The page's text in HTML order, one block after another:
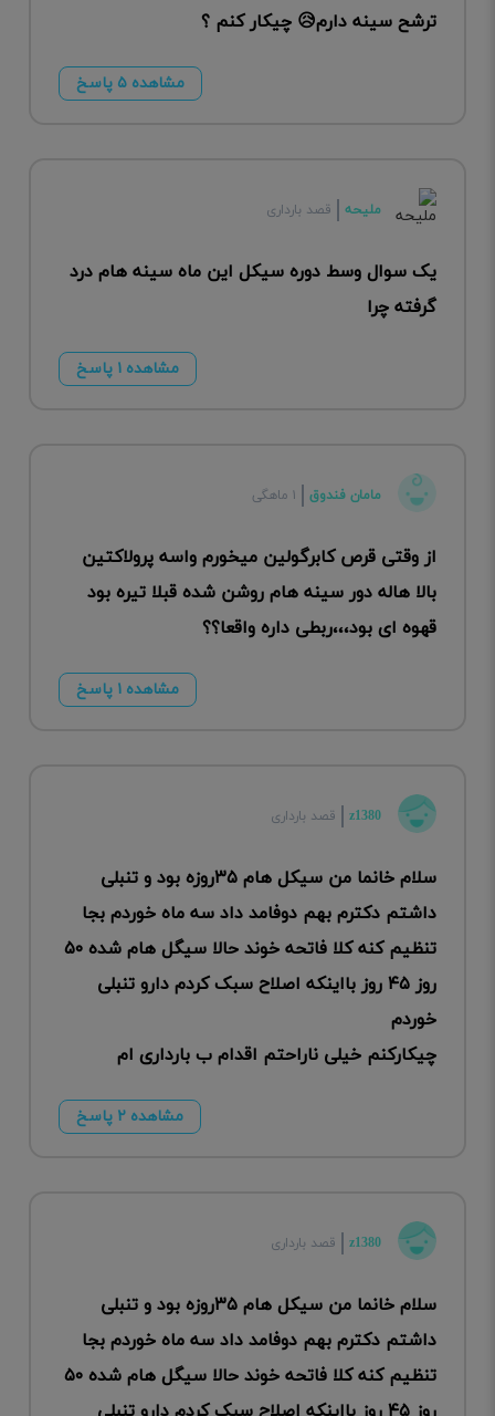
ترشح سینه دارم😥 چیکار کنم ؟
مشاهده ۵ پاسخ
ملیحه قصد بارداری
یک سوال وسط دوره سیکل این ماه سینه هام درد
گرفته چرا
مشاهده ۱ پاسخ
مامان فندوق ۱ ماهگی
از وقتی قرص کابرگولین میخورم واسه پرولاکتین
بالا هاله دور سینه هام روشن شده قبلا تیره بود
قهوه ای بود،،،ربطی داره واقعا؟؟
مشاهده ۱ پاسخ
z1380 قصد بارداری
سلام خانما من سیکل هام ۳۵روزه بود و تنبلی
داشتم دکترم بهم دوفامد داد سه ماه خوردم بجا
تنظیم کنه کلا فاتحه خوند حالا سیگل هام شده ۵۰
روز ۴۵ روز بااینکه اصلاح سبک کردم دارو تنبلی
خوردم
چیکارکنم خیلی ناراحتم اقدام ب بارداری ام
مشاهده ۲ پاسخ
z1380 قصد بارداری
سلام خانما من سیکل هام ۳۵روزه بود و تنبلی
داشتم دکترم بهم دوفامد داد سه ماه خوردم بجا
تنظیم کنه کلا فاتحه خوند حالا سیگل هام شده ۵۰